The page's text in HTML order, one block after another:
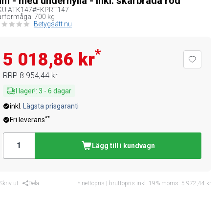
ATK147#FKPRT147
700 kg
Betygsätt nu
5 018,86 kr*
RRP 8 954,44 kr
I lager!: 3 - 6 dagar
inkl.
Lägsta prisgaranti
Fri leverans**
Lägg till i kundvagn
ut Dela * nettopris | bruttopris inkl. 19% moms: 5 972,44 kr